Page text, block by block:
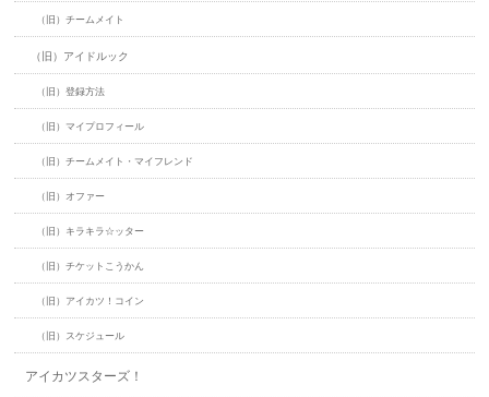
（旧）チームメイト
（旧）アイドルック
（旧）登録方法
（旧）マイプロフィール
（旧）チームメイト・マイフレンド
（旧）オファー
（旧）キラキラ☆ッター
（旧）チケットこうかん
（旧）アイカツ！コイン
（旧）スケジュール
アイカツスターズ！